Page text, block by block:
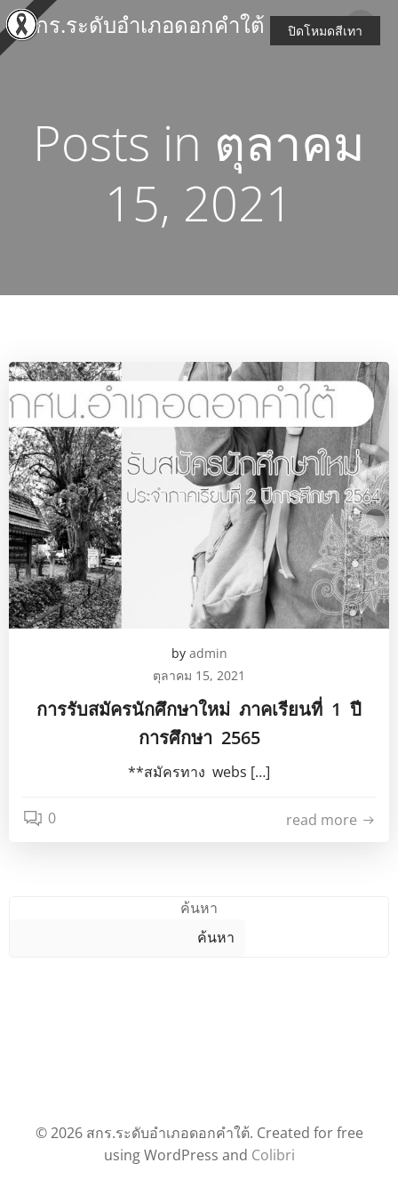
to
สกร.ระดับอำเภอดอกคำใต้
Posts in ตุลาคม
15, 2021
by admin
ตุลาคม 15, 2021
การรับสมัครนักศึกษาใหม่ ภาคเรียนที่ 1 ปี
การศึกษา 2565
**สมัครทาง webs […]
0 read more
ค้นหา
ค้นหา
© 2026 สกร.ระดับอำเภอดอกคำใต้. Created for free
using WordPress and Colibri
ปิดโหมดสีเทา